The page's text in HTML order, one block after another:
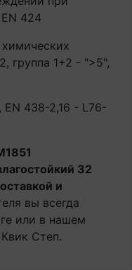
424
группа 1+2 - ">5",
EN 438-2,16 - L76-
32
и
вы всегда
или в нашем
Степ.